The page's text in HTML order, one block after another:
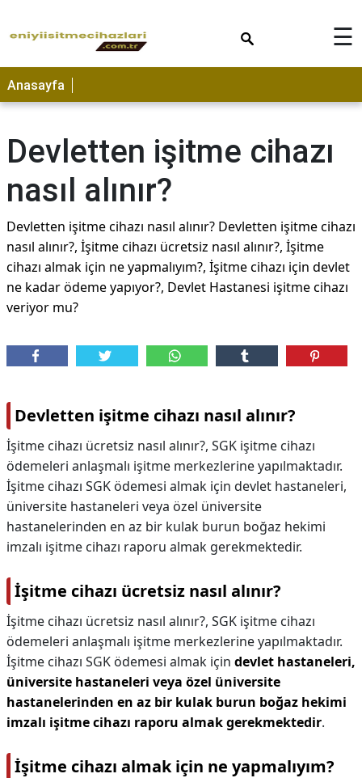
☰
Anasayfa
Devletten işitme cihazı
nasıl alınır?
Devletten işitme cihazı nasıl alınır? Devletten işitme cihazı
nasıl alınır?, İşitme cihazı ücretsiz nasıl alınır?, İşitme
cihazı almak için ne yapmalıyım?, İşitme cihazı için devlet
ne kadar ödeme yapıyor?, Devlet Hastanesi işitme cihazı
veriyor mu?
Devletten işitme cihazı nasıl alınır?
İşitme cihazı ücretsiz nasıl alınır?, SGK işitme cihazı
ödemeleri anlaşmalı işitme merkezlerine yapılmaktadır.
İşitme cihazı SGK ödemesi almak için devlet hastaneleri,
üniversite hastaneleri veya özel üniversite
hastanelerinden en az bir kulak burun boğaz hekimi
imzalı işitme cihazı raporu almak gerekmektedir.
İşitme cihazı ücretsiz nasıl alınır?
İşitme cihazı ücretsiz nasıl alınır?, SGK işitme cihazı
ödemeleri anlaşmalı işitme merkezlerine yapılmaktadır.
İşitme cihazı SGK ödemesi almak için devlet hastaneleri,
üniversite hastaneleri veya özel üniversite
hastanelerinden en az bir kulak burun boğaz hekimi
imzalı işitme cihazı raporu almak gerekmektedir.
İşitme cihazı almak için ne yapmalıyım?